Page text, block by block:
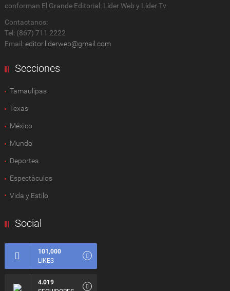
conforman El Grande Editorial: Líder Web y Líder Tv
Contactanos:
Tel: (867) 711 2222
Email: editor.liderweb@gmail.com
Secciones
Tamaulipas
Texas
México
Mundo
Deportes
Espectàculos
Vida y Estilo
Social
101,000
LIKES
4.019